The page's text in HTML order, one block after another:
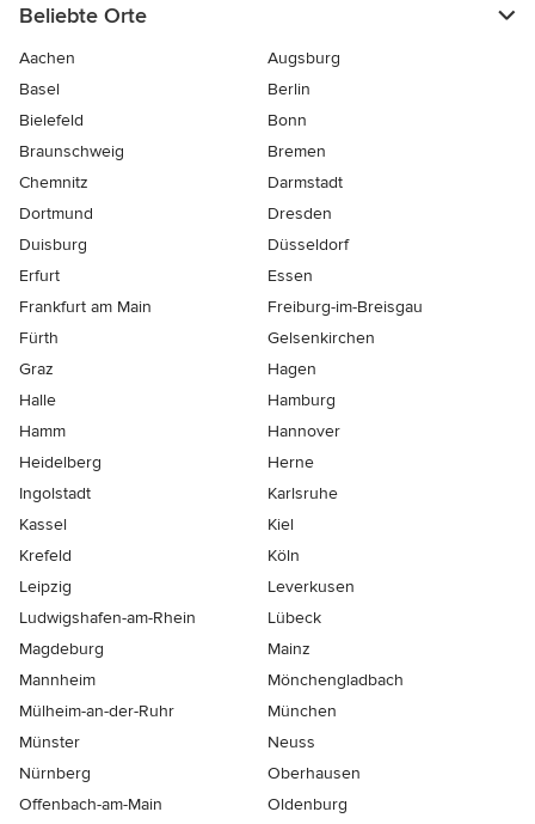
Beliebte Orte
Aachen
Augsburg
Basel
Berlin
Bielefeld
Bonn
Braunschweig
Bremen
Chemnitz
Darmstadt
Dortmund
Dresden
Duisburg
Düsseldorf
Erfurt
Essen
Frankfurt am Main
Freiburg-im-Breisgau
Fürth
Gelsenkirchen
Graz
Hagen
Halle
Hamburg
Hamm
Hannover
Heidelberg
Herne
Ingolstadt
Karlsruhe
Kassel
Kiel
Krefeld
Köln
Leipzig
Leverkusen
Ludwigshafen-am-Rhein
Lübeck
Magdeburg
Mainz
Mannheim
Mönchen­gladbach
Mülheim-an-der-Ruhr
München
Münster
Neuss
Nürnberg
Oberhausen
Offenbach-am-Main
Oldenburg